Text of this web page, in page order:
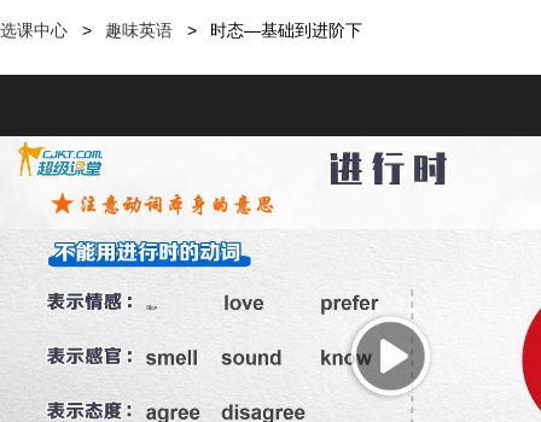
选课中心 趣味英语 时态—基础到进阶下